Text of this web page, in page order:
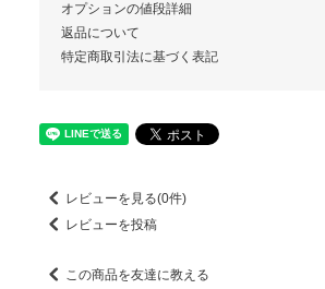
オプションの値段詳細
返品について
特定商取引法に基づく表記
レビューを見る(0件)
レビューを投稿
この商品を友達に教える